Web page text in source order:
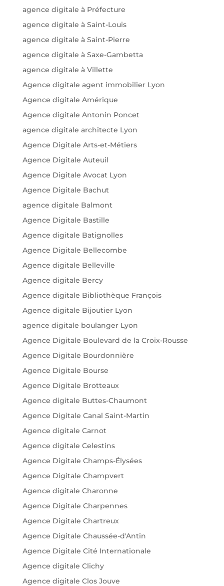
agence digitale à Préfecture
agence digitale à Saint-Louis
agence digitale à Saint-Pierre
agence digitale à Saxe-Gambetta
agence digitale à Villette
Agence digitale agent immobilier Lyon
Agence digitale Amérique
Agence digitale Antonin Poncet
agence digitale architecte Lyon
Agence Digitale Arts-et-Métiers
Agence Digitale Auteuil
Agence Digitale Avocat Lyon
Agence Digitale Bachut
agence digitale Balmont
Agence Digitale Bastille
Agence digitale Batignolles
Agence Digitale Bellecombe
Agence digitale Belleville
Agence digitale Bercy
Agence digitale Bibliothèque François
Agence digitale Bijoutier Lyon
agence digitale boulanger Lyon
Agence Digitale Boulevard de la Croix-Rousse
Agence Digitale Bourdonnière
Agence Digitale Bourse
Agence Digitale Brotteaux
Agence digitale Buttes-Chaumont
Agence Digitale Canal Saint-Martin
Agence digitale Carnot
Agence digitale Celestins
Agence Digitale Champs-Élysées
Agence Digitale Champvert
Agence digitale Charonne
Agence Digitale Charpennes
Agence Digitale Chartreux
Agence Digitale Chaussée-d'Antin
Agence Digitale Cité Internationale
Agence digitale Clichy
Agence digitale Clos Jouve